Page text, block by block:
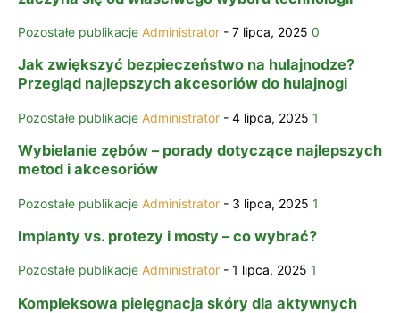
Pozostałe publikacje Administrator - 7 lipca, 2025 0
Jak zwiększyć bezpieczeństwo na hulajnodze?
Przegląd najlepszych akcesoriów do hulajnogi
Pozostałe publikacje Administrator - 4 lipca, 2025 1
Wybielanie zębów – porady dotyczące najlepszych
metod i akcesoriów
Pozostałe publikacje Administrator - 3 lipca, 2025 1
Implanty vs. protezy i mosty – co wybrać?
Pozostałe publikacje Administrator - 1 lipca, 2025 1
Kompleksowa pielęgnacja skóry dla aktywnych